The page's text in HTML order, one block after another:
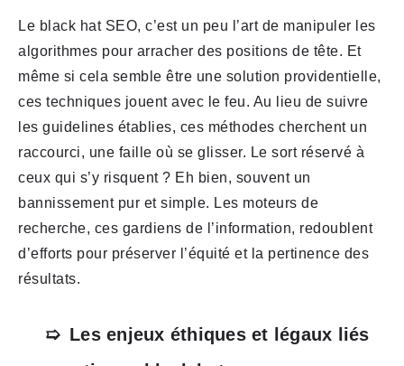
Le black hat SEO, c’est un peu l’art de manipuler les
algorithmes pour arracher des positions de tête. Et
même si cela semble être une solution providentielle,
ces techniques jouent avec le feu. Au lieu de suivre
les guidelines établies, ces méthodes cherchent un
raccourci, une faille où se glisser. Le sort réservé à
ceux qui s’y risquent ? Eh bien, souvent un
bannissement pur et simple. Les moteurs de
recherche, ces gardiens de l’information, redoublent
d’efforts pour préserver l’équité et la pertinence des
résultats.
Les enjeux éthiques et légaux liés